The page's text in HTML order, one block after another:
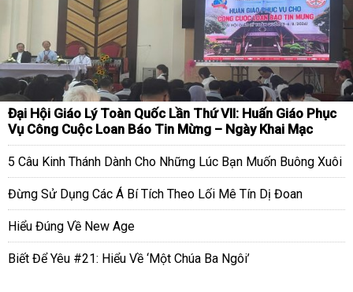
Đại Hội Giáo Lý Toàn Quốc Lần Thứ VII: Huấn Giáo Phục
Vụ Công Cuộc Loan Báo Tin Mừng – Ngày Khai Mạc
5 Câu Kinh Thánh Dành Cho Những Lúc Bạn Muốn Buông Xuôi
Đừng Sử Dụng Các Á Bí Tích Theo Lối Mê Tín Dị Đoan
Hiểu Đúng Về New Age
Biết Để Yêu #21: Hiểu Về ‘Một Chúa Ba Ngôi’